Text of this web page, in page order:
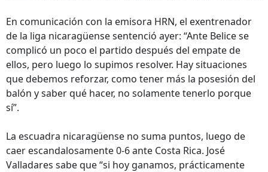
En comunicación con la emisora HRN, el exentrenador
de la liga nicaragüense sentenció ayer: “Ante Belice se
complicó un poco el partido después del empate de
ellos, pero luego lo supimos resolver. Hay situaciones
que debemos reforzar, como tener más la posesión del
balón y saber qué hacer, no solamente tenerlo porque
sí”.
La escuadra nicaragüense no suma puntos, luego de
caer escandalosamente 0-6 ante Costa Rica. José
Valladares sabe que “si hoy ganamos, prácticamente